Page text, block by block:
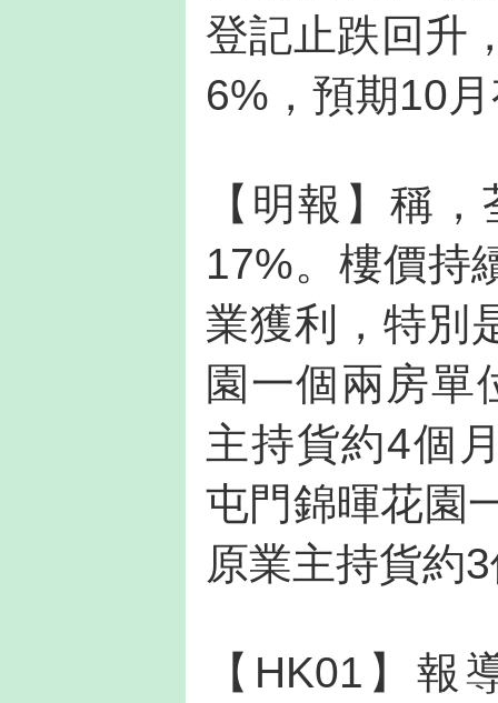
登記止跌回升
6%，預期10
【明報】稱
17%。樓價持
業獲利，特別
園一個兩房單
主持貨約4個
屯門錦暉花園
原業主持貨約
【HK01】